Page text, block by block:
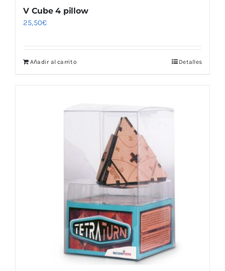
V Cube 4 pillow
25,50€
Añadir al carrito Detalles